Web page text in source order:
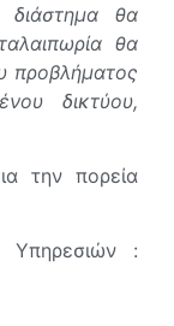
θα
θα
προβλήματος
δικτύου,
την πορεία
Υπηρεσιών :